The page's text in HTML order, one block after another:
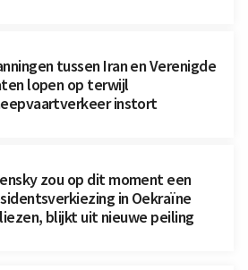
tussen Iran en Verenigde
lopen op terwijl
instort
zou op dit moment een
in Oekraïne
blijkt uit nieuwe peiling